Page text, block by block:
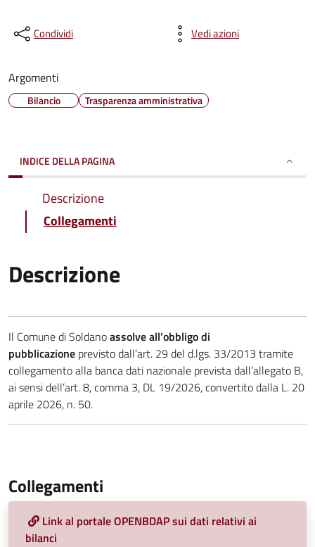
Condividi Vedi azioni
Argomenti
Bilancio Trasparenza amministrativa
INDICE DELLA PAGINA
Descrizione
Collegamenti
Descrizione
Il Comune di Soldanoassolve all’obbligo di
pubblicazione previsto dall’art. 29 del d.lgs. 33/2013 tramite
collegamento alla banca dati nazionale prevista dall’allegato B,
ai sensi dell’art. 8, comma 3, DL 19/2026, convertito dalla L. 20
aprile 2026, n. 50.
Collegamenti
Link al portale OPENBDAP sui dati relativi ai
bilanci